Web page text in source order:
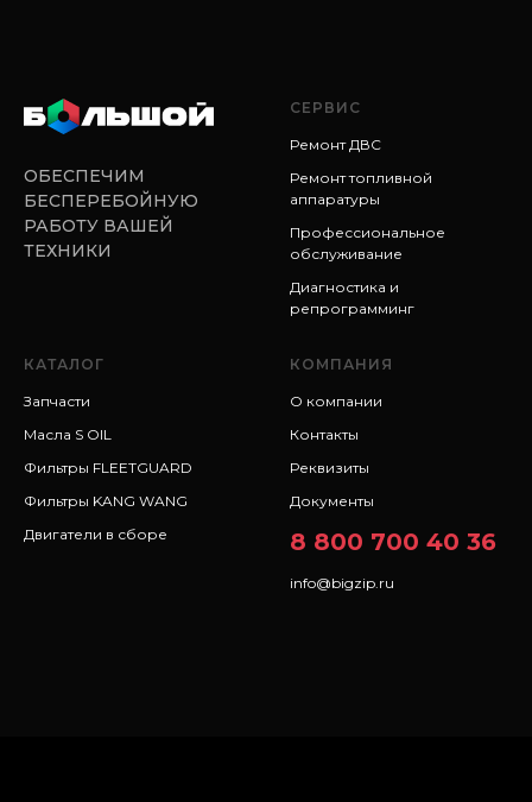
ОБЕСПЕЧИМ
БЕСПЕРЕБОЙНУЮ
РАБОТУ ВАШЕЙ
ТЕХНИКИ
СЕРВИС
Ремонт ДВС
Ремонт топливной
аппаратуры
Профессиональное
обслуживание
Диагностика и
репрограмминг
КАТАЛОГ
Запчасти
Масла S OIL
Фильтры FLEETGUARD
Фильтры KANG WANG
Двигатели в сборе
КОМПАНИЯ
О компании
Контакты
Реквизиты
Документы
8 800 700 40 36
info@bigzip.ru